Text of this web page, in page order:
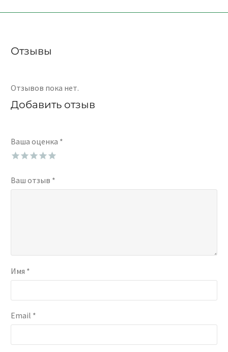
Отзывы
Отзывов пока нет.
Добавить отзыв
Ваша оценка *
Ваш отзыв *
Имя *
Email *